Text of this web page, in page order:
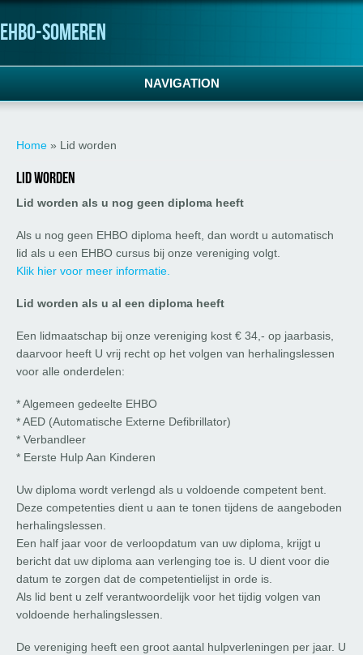
ehbo-someren
NAVIGATION
Home » Lid worden
Lid worden
Lid worden als u nog geen diploma heeft
Als u nog geen EHBO diploma heeft, dan wordt u automatisch
lid als u een EHBO cursus bij onze vereniging volgt.
Klik hier voor meer informatie.
Lid worden als u al een diploma heeft
Een lidmaatschap bij onze vereniging kost € 34,- op jaarbasis,
daarvoor heeft U vrij recht op het volgen van herhalingslessen
voor alle onderdelen:
* Algemeen gedeelte EHBO
* AED (Automatische Externe Defibrillator)
* Verbandleer
* Eerste Hulp Aan Kinderen
Uw diploma wordt verlengd als u voldoende competent bent.
Deze competenties dient u aan te tonen tijdens de aangeboden
herhalingslessen.
Een half jaar voor de verloopdatum van uw diploma, krijgt u
bericht dat uw diploma aan verlenging toe is. U dient voor die
datum te zorgen dat de competentielijst in orde is.
Als lid bent u zelf verantwoordelijk voor het tijdig volgen van
voldoende herhalingslessen.
De vereniging heeft een groot aantal hulpverleningen per jaar. U